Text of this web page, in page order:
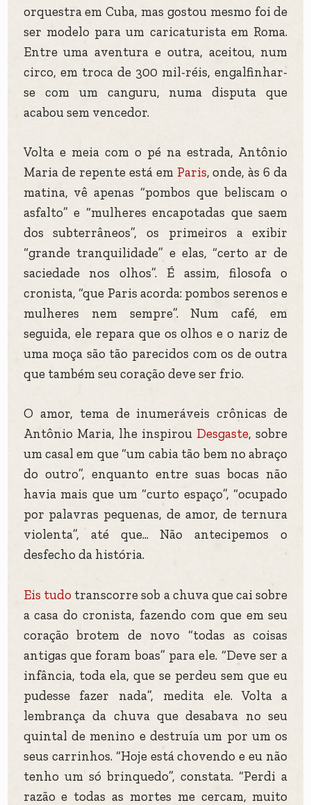
orquestra em Cuba, mas gostou mesmo foi de
ser modelo para um caricaturista em Roma.
Entre uma aventura e outra, aceitou, num
circo, em troca de 300 mil-réis, engalfinhar-
se com um canguru, numa disputa que
acabou sem vencedor.
Volta e meia com o pé na estrada, Antônio
Maria de repente está em Paris, onde, às 6 da
matina, vê apenas “pombos que beliscam o
asfalto” e “mulheres encapotadas que saem
dos subterrâneos”, os primeiros a exibir
“grande tranquilidade” e elas, “certo ar de
saciedade nos olhos”. É assim, filosofa o
cronista, “que Paris acorda: pombos serenos e
mulheres nem sempre”. Num café, em
seguida, ele repara que os olhos e o nariz de
uma moça são tão parecidos com os de outra
que também seu coração deve ser frio.
O amor, tema de inumeráveis crônicas de
Antônio Maria, lhe inspirou Desgaste, sobre
um casal em que “um cabia tão bem no abraço
do outro”, enquanto entre suas bocas não
havia mais que um “curto espaço”, “ocupado
por palavras pequenas, de amor, de ternura
violenta”, até que... Não antecipemos o
desfecho da história.
Eis tudo transcorre sob a chuva que cai sobre
a casa do cronista, fazendo com que em seu
coração brotem de novo “todas as coisas
antigas que foram boas” para ele. “Deve ser a
infância, toda ela, que se perdeu sem que eu
pudesse fazer nada”, medita ele. Volta a
lembrança da chuva que desabava no seu
quintal de menino e destruía um por um os
seus carrinhos. “Hoje está chovendo e eu não
tenho um só brinquedo”, constata. “Perdi a
razão e todas as mortes me cercam, muito